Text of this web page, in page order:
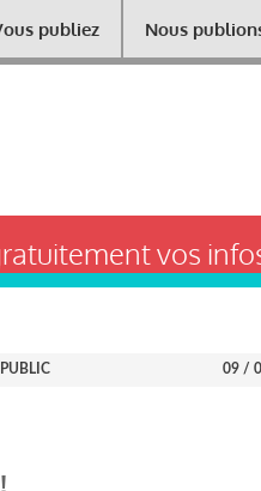
publiez Nous
vos
09 /